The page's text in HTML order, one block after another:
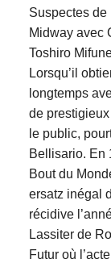
Suspectes
Midway avec
Toshiro
Lorsqu’il
longtemps
de
le public,
Bellisario. En
Bout du
ersatz inégal
récidive
Lassiter de
Futur où